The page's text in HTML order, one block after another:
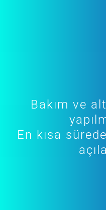
Bakım ve
En kısa